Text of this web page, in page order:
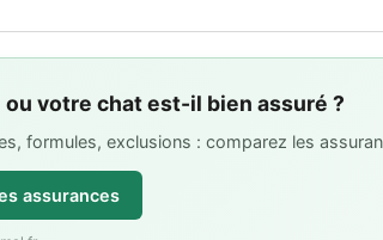
votre chat est-il bien assuré ?
formules, exclusions : comparez les
assurances